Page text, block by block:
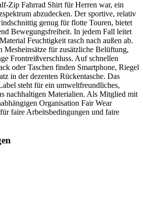
Zip Fahrrad Shirt für Herren war, ein
abzudecken. Der sportive, relativ
genug für flotte Touren, bietet
Bewegungsfreiheit. In jedem Fall leitet
Feuchtigkeit rasch nach außen ab.
Mesheinsätze für zusätzliche Belüftung,
Frontreißverschluss. Auf schnellen
oder Taschen finden Smartphone, Riegel
in der dezenten Rückentasche. Das
steht für ein umweltfreundliches,
nachhaltigen Materialien. Als Mitglied mit
Organisation Fair Wear
faire Arbeitsbedingungen und faire